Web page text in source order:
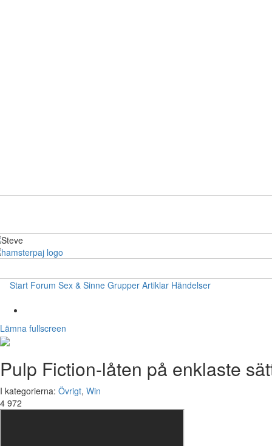
Start Forum Sex & Sinne Grupper Artiklar Händelser
Lämna fullscreen
Pulp Fiction-låten på enklaste
I kategorierna: Övrigt, Win
4 972